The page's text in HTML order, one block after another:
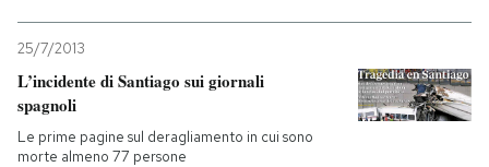
SHOP
CALENDARIO
25/7/2013
L’incidente di Santiago sui giornali
spagnoli
Le prime pagine sul deragliamento in cui sono
morte almeno 77 persone